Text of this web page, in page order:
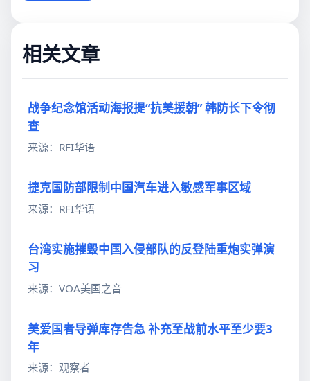
相关文章
战争纪念馆活动海报提“抗美援朝” 韩防长下令彻
查
来源：RFI华语
捷克国防部限制中国汽车进入敏感军事区域
来源：RFI华语
台湾实施摧毁中国入侵部队的反登陆重炮实弹演
习
来源：VOA美国之音
美爱国者导弹库存告急 补充至战前水平至少要3
年
来源：观察者